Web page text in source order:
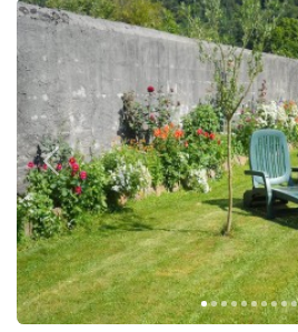
Anterior